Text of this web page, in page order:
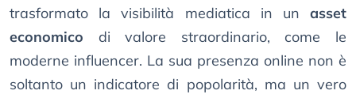
trasformato la visibilità mediatica in un asset
economico di valore straordinario, come le
moderne influencer. La sua presenza online non è
soltanto un indicatore di popolarità, ma un vero